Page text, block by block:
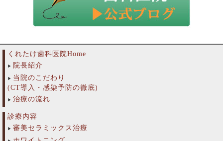
くれたけ歯科医院Home
院長紹介
当院のこだわり
(CT導入・感染予防の徹底)
治療の流れ
診療内容
審美セラミックス治療